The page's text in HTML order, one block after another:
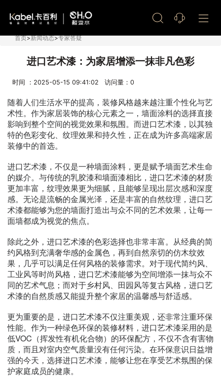
首页>新闻动态>专家答疑
进口艺术漆：为家居增添一抹非凡色彩
时间 ：2025-05-15 09:41:02 访问量： 0
随着人们生活水平的提高，装修风格越来越注重个性化与艺
术性。作为家居装饰的核心元素之一，墙面涂料的选择直接
影响到整个空间的视觉效果和氛围。而进口艺术漆，以其独
特的色彩变化、纹理效果和持久性，正在成为许多高端家居
装修中的首选。
进口艺术漆，不仅是一种墙面涂料，更是赋予墙面艺术生命
的媒介。与传统的乳胶漆和墙面漆相比，进口艺术漆的材质
更加丰富，纹理效果更为细腻，且能够呈现出层次感和深度
感。无论是流畅的金属光泽，还是丰富的自然纹理，进口艺
术漆都能够为您的墙面打造出与众不同的艺术效果，让每一
面墙都成为视觉的焦点。
除此之外，进口艺术漆的色彩选择也非常丰富。从经典的简
约风格到充满奢华感的金属色，再到自然亲切的仿木纹效
果，几乎可以满足任何风格的装修需求。对于现代简约风、
工业风等时尚风格，进口艺术漆能够为空间增添一抹与众不
同的艺术气息；而对于乡村风、田园风等复古风格，进口艺
术漆的自然质感又能提升整个家居的温馨感与舒适感。
更为重要的是，进口艺术漆不仅注重美观，还非常注重环保
性能。作为一种绿色环保的装修材料，进口艺术漆采用的是
低VOC（挥发性有机化合物）的环保配方，不仅不含有害物
质，而且对室内空气质量没有任何污染。在环保意识日益增
强的今天，选择进口艺术漆，能够让您在享受艺术氛围的保
护家庭成员的健康。